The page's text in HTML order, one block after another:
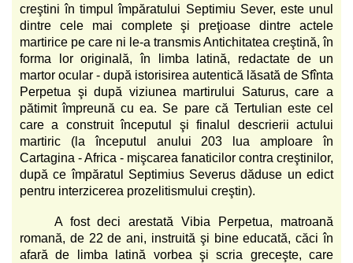
creştini în timpul împăratului Septimiu Sever, este unul
dintre cele mai complete şi preţioase dintre actele
martirice pe care ni le-a transmis Antichitatea creştină, în
forma lor originală, în limba latină, redactate de un
martor ocular - după istorisirea autentică lăsată de Sfînta
Perpetua şi după viziunea martirului Saturus, care a
pătimit împreună cu ea. Se pare că Tertulian este cel
care a construit începutul şi finalul descrierii actului
martiric (la începutul anului 203 lua amploare în
Cartagina - Africa - mişcarea fanaticilor contra creştinilor,
după ce împăratul Septimius Severus dăduse un edict
pentru interzicerea prozelitismului creştin).
A fost deci arestată Vibia Perpetua, matroană
romană, de 22 de ani, instruită şi bine educată, căci în
afară de limba latină vorbea şi scria greceşte, care